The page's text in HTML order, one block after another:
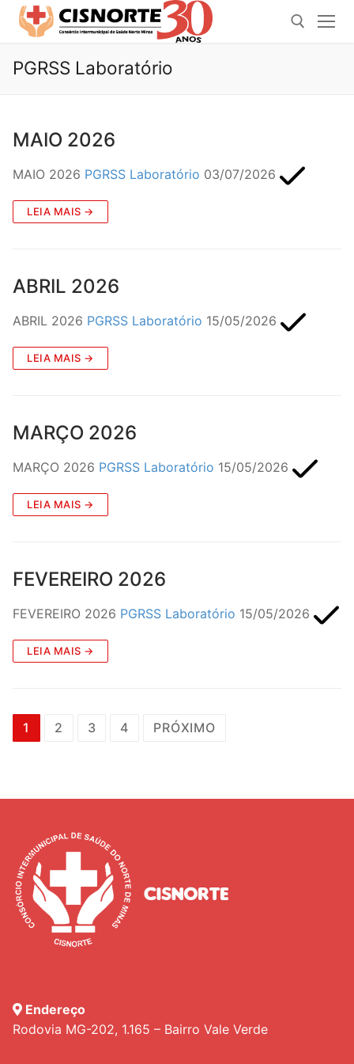
Pular
para
conteúdo
PGRSS Laboratório
MAIO 2026
MAIO 2026 PGRSS Laboratório 03/07/2026
LEIA MAIS →
ABRIL 2026
ABRIL 2026 PGRSS Laboratório 15/05/2026
LEIA MAIS →
MARÇO 2026
MARÇO 2026 PGRSS Laboratório 15/05/2026
LEIA MAIS →
FEVEREIRO 2026
FEVEREIRO 2026 PGRSS Laboratório 15/05/2026
LEIA MAIS →
Navegação
1 2 3 4 PRÓXIMO
Endereço
Rodovia MG-202, 1.165 – Bairro Vale Verde